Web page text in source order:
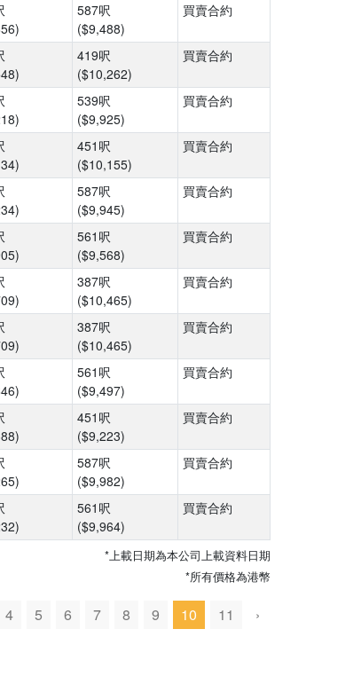
587呎
($9,488)
買賣合約
419呎
($10,262)
買賣合約
539呎
($9,925)
買賣合約
451呎
($10,155)
買賣合約
587呎
($9,945)
買賣合約
561呎
($9,568)
買賣合約
387呎
($10,465)
買賣合約
387呎
($10,465)
買賣合約
561呎
($9,497)
買賣合約
451呎
($9,223)
買賣合約
587呎
($9,982)
買賣合約
561呎
($9,964)
買賣合約
*上載日期為本公司上載資料日期
*所有價格為港幣
4 5 6 7 8 9 10 11 ›